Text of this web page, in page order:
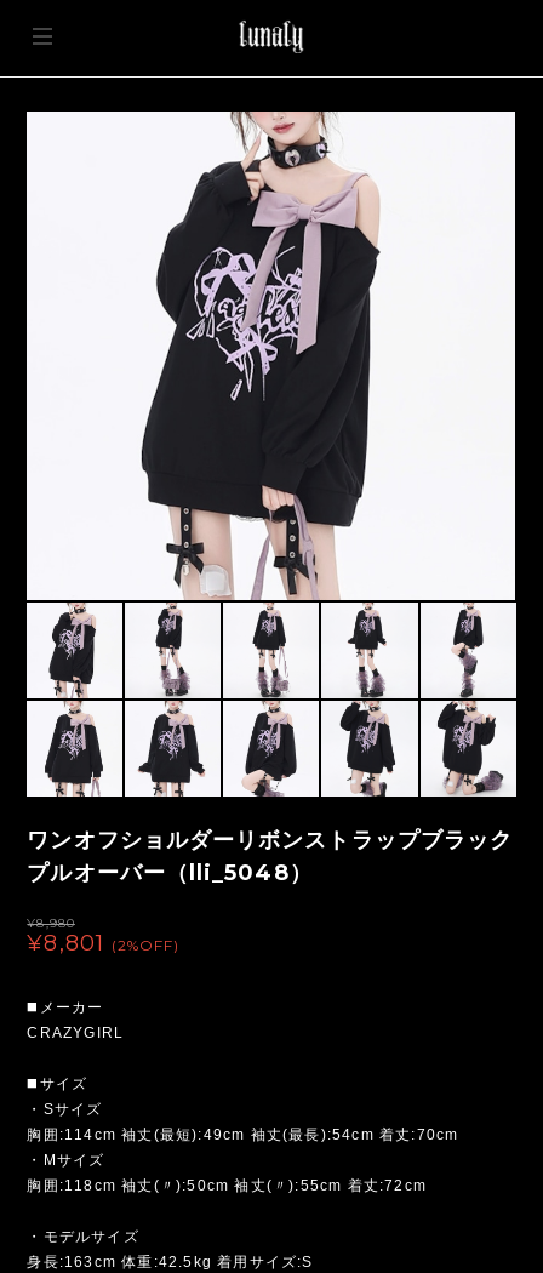
ワンオフショルダーリボンストラップブラック
プルオーバー（lli_5048）
¥8,980
¥8,801 (2%OFF)
◼️メーカー
CRAZYGIRL
◼️サイズ
・Sサイズ
胸囲:114cm 袖丈(最短):49cm 袖丈(最長):54cm 着丈:70cm
・Mサイズ
胸囲:118cm 袖丈(〃):50cm 袖丈(〃):55cm 着丈:72cm
・モデルサイズ
身長:163cm 体重:42.5kg 着用サイズ:S